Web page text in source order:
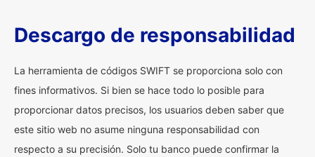
Descargo de responsabilidad
La herramienta de códigos SWIFT se proporciona solo con
fines informativos. Si bien se hace todo lo posible para
proporcionar datos precisos, los usuarios deben saber que
este sitio web no asume ninguna responsabilidad con
respecto a su precisión. Solo tu banco puede confirmar la